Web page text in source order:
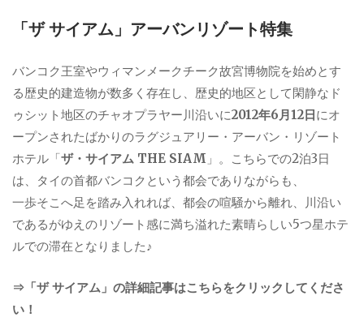
「ザ サイアム」アーバンリゾート特集
バンコク王室やウィマンメークチーク故宮博物院を始めとす
る歴史的建造物が数多く存在し、歴史的地区として閑静なド
ゥシット地区のチャオプラヤー川沿いに2012年6月12日にオ
ープンされたばかりのラグジュアリー・アーバン・リゾート
ホテル「ザ・サイアム THE SIAM 」。こちらでの2泊3日
は、タイの首都バンコクという都会でありながらも、
一歩そこへ足を踏み入れれば、都会の喧騒から離れ、川沿い
であるがゆえのリゾート感に満ち溢れた素晴らしい5つ星ホテ
ルでの滞在となりました♪
⇒「ザ サイアム」の詳細記事はこちらをクリックしてくださ
い！